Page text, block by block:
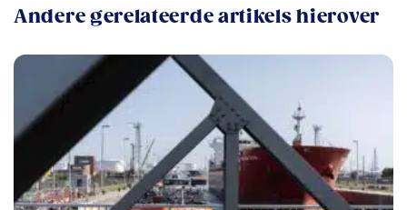
Andere gerelateerde artikels hierover